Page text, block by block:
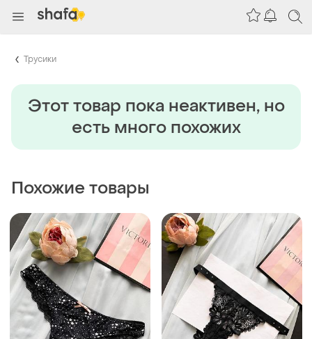
Трусики
Этот товар пока неактивен, но
есть много похожих
Похожие товары